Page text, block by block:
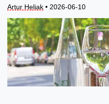
Artur Heliak • 2026-06-10